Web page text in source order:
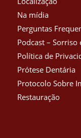
Na mídia
Perguntas
Podcast – Sorriso
Política de
Prótese Dentária
Protocolo Sobre
Restauração